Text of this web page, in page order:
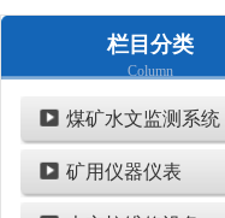
栏目分类
Column
煤矿水文监测系统
矿用仪器仪表